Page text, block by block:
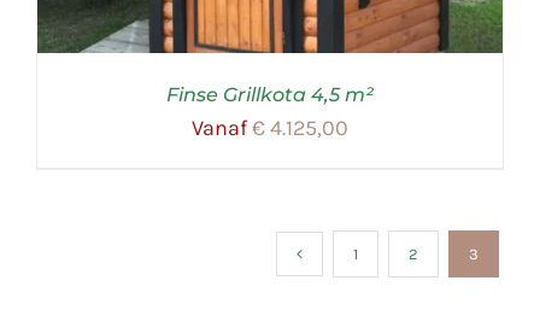
Finse Grillkota 4,5 m²
Vanaf€4.125,00
1 2 3